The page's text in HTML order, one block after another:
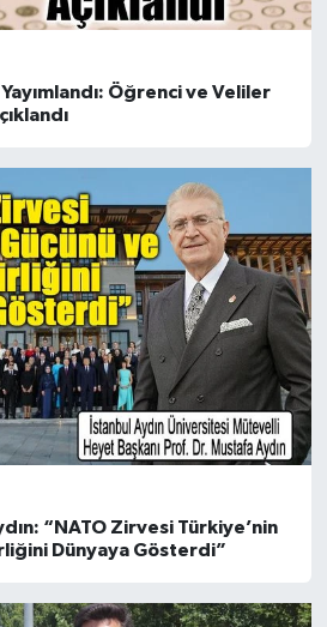
Yayımlandı: Öğrenci ve Veliler
“NATO Zirvesi Türkiye’nin
Dünyaya Gösterdi”